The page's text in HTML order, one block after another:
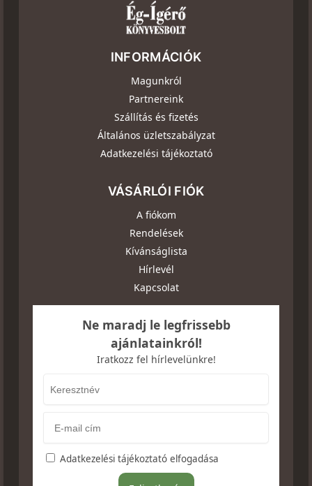
INFORMÁCIÓK
Magunkról
Partnereink
Szállítás és fizetés
Általános üzletszabályzat
Adatkezelési tájékoztató
VÁSÁRLÓI FIÓK
A fiókom
Rendelések
Kívánságlista
Hírlevél
Kapcsolat
Ne maradj le legfrissebb
ajánlatainkról!
Iratkozz fel hírlevelünkre!
Adatkezelési tájékoztató elfogadása